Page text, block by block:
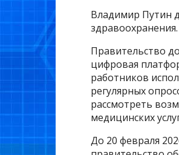
Владимир Путин
здравоохранения.
Правительство
цифровая
работников
регулярных
рассмотреть
медицинских
До 20 февраля